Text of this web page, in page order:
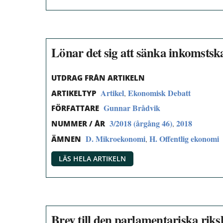
Lönar det sig att sänka
UTDRAG FRÅN ARTIKELN
ARTIKELTYP Artikel, Ekonomisk Debatt
FÖRFATTARE Gunnar Brådvik
NUMMER / ÅR 3/2018 (årgång 46), 2018
ÄMNEN D. Mikroekonomi, H. Offentlig ekonomi
LÄS HELA ARTIKELN